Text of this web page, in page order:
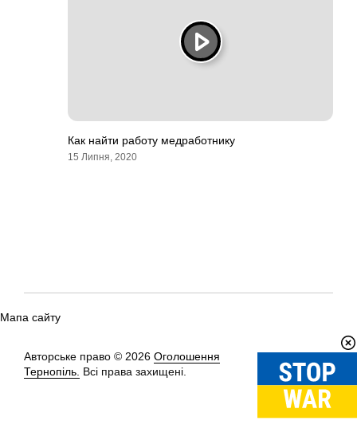
Как найти работу медработнику
15 Липня, 2020
Мапа сайту
Авторське право © 2026 Оголошення
Тернопіль. Всі права захищені.
Вгору↑